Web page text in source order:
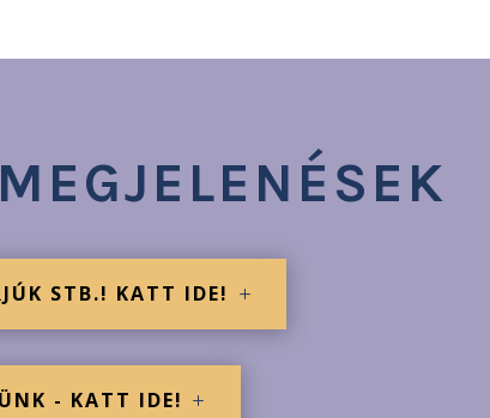
STB.! KATT IDE!
- KATT IDE!